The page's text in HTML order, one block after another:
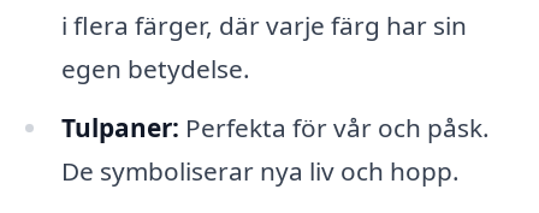
i flera färger, där varje färg har sin
egen betydelse.
Tulpaner: Perfekta för vår och påsk.
De symboliserar nya liv och hopp.